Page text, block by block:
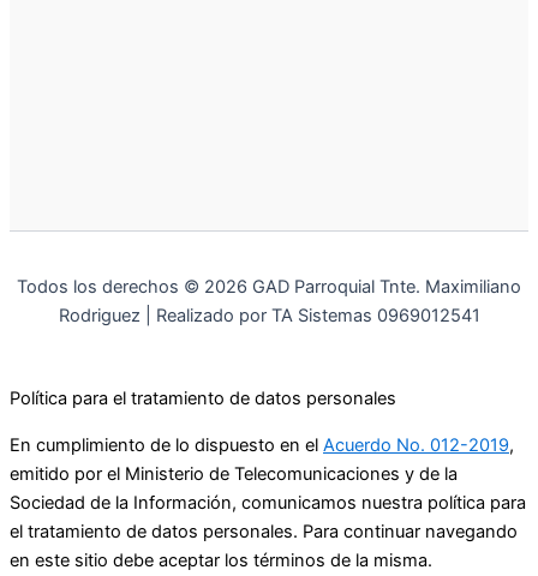
Todos los derechos © 2026 GAD Parroquial Tnte. Maximiliano
Rodriguez | Realizado por TA Sistemas 0969012541
Política para el tratamiento de datos personales
En cumplimiento de lo dispuesto en el Acuerdo No. 012-2019,
emitido por el Ministerio de Telecomunicaciones y de la
Sociedad de la Información, comunicamos nuestra política para
el tratamiento de datos personales. Para continuar navegando
en este sitio debe aceptar los términos de la misma.